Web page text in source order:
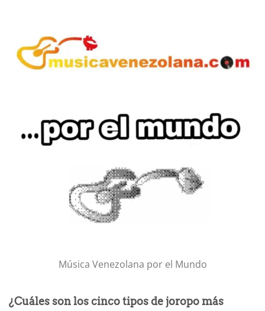
Música Venezolana por el Mundo
¿Cuáles son los cinco tipos de joropo más